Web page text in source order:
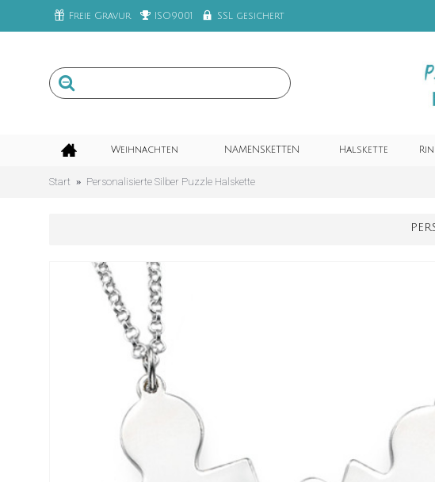
Freie Gravur ISO9001 SSL gesichert
Weihnachten NAMENSKETTEN Halskette
Start Personalisierte Silber Puzzle Halskette